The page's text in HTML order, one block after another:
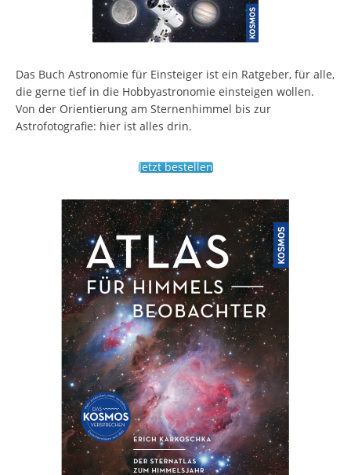
Das Buch Astronomie für Einsteiger ist ein Ratgeber, für alle,
die gerne tief in die Hobbyastronomie einsteigen wollen.
Von der Orientierung am Sternenhimmel bis zur
Astrofotografie: hier ist alles drin.
Jetzt bestellen